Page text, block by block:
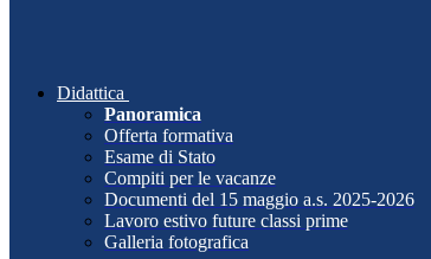
Didattica
Panoramica
Offerta formativa
Esame di Stato
Compiti per le vacanze
Documenti del 15 maggio a.s. 2025-2026
Lavoro estivo future classi prime
Galleria fotografica